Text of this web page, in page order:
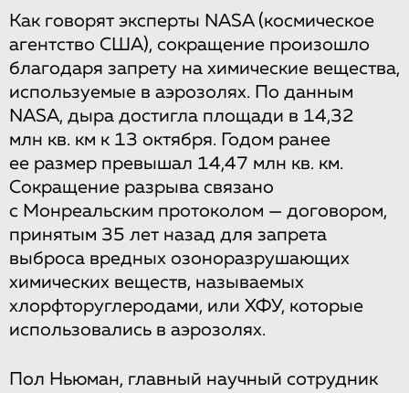
Как говорят эксперты NASA (космическое
агентство США), сокращение произошло
благодаря запрету на химические вещества,
используемые в аэрозолях. По данным
NASA, дыра достигла площади в 14,32
млн кв. км к 13 октября. Годом ранее
ее размер превышал 14,47 млн кв. км.
Сокращение разрыва связано
с Монреальским протоколом — договором,
принятым 35 лет назад для запрета
выброса вредных озоноразрушающих
химических веществ, называемых
хлорфторуглеродами, или ХФУ, которые
использовались в аэрозолях.
Пол Ньюман, главный научный сотрудник